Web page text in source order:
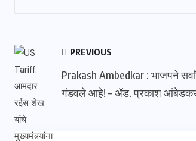
PREVIOUS
Prakash Ambedkar : भाजपने
गंडवले आहे! – ॲड. प्रकाश